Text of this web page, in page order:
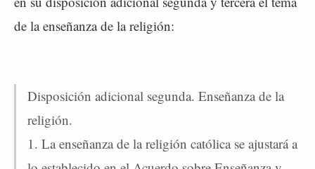
de la enseñanza de la religión:
Disposición adicional segunda. Enseñanza de la
religión.
1. La enseñanza de la religión católica se ajustará a